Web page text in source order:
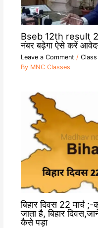
Bseb 12th result
नंबर बढ़ेगा ऐसे करें
Leave a Comment /
By MNC Classes
बिहार दिवस 22 मार्च
जाता है, बिहार
कैसे पड़ा